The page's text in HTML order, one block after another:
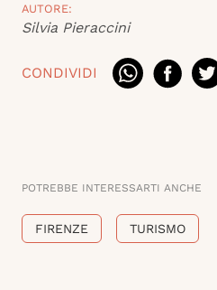
AUTORE:
Silvia Pieraccini
CONDIVIDI
POTREBBE INTERESSARTI ANCHE
FIRENZE TURISMO